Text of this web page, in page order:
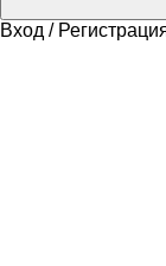
Вход /